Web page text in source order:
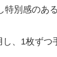
別感のあ
、1枚ずつ